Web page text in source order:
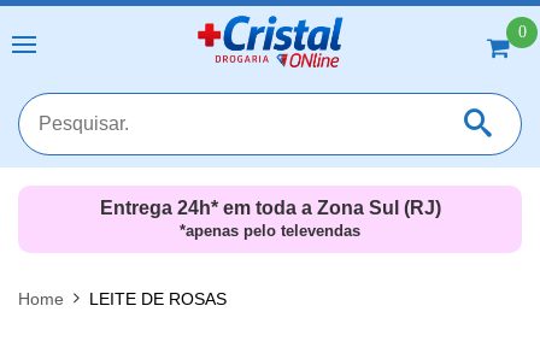
0
MAIS RESULTADOS
Entrega 24h* em toda a Zona Sul (RJ)
*apenas pelo televendas
Home LEITE DE ROSAS